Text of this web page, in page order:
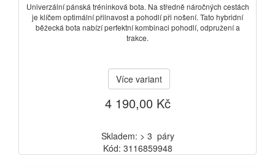
Univerzální pánská tréninková bota. Na středně náročných cestách
je klíčem optimální přilnavost a pohodlí při nošení. Tato hybridní
běžecká bota nabízí perfektní kombinaci pohodlí, odpružení a
trakce.
Více variant
4 190,00 Kč
Skladem: > 3 páry
Kód: 3116859948